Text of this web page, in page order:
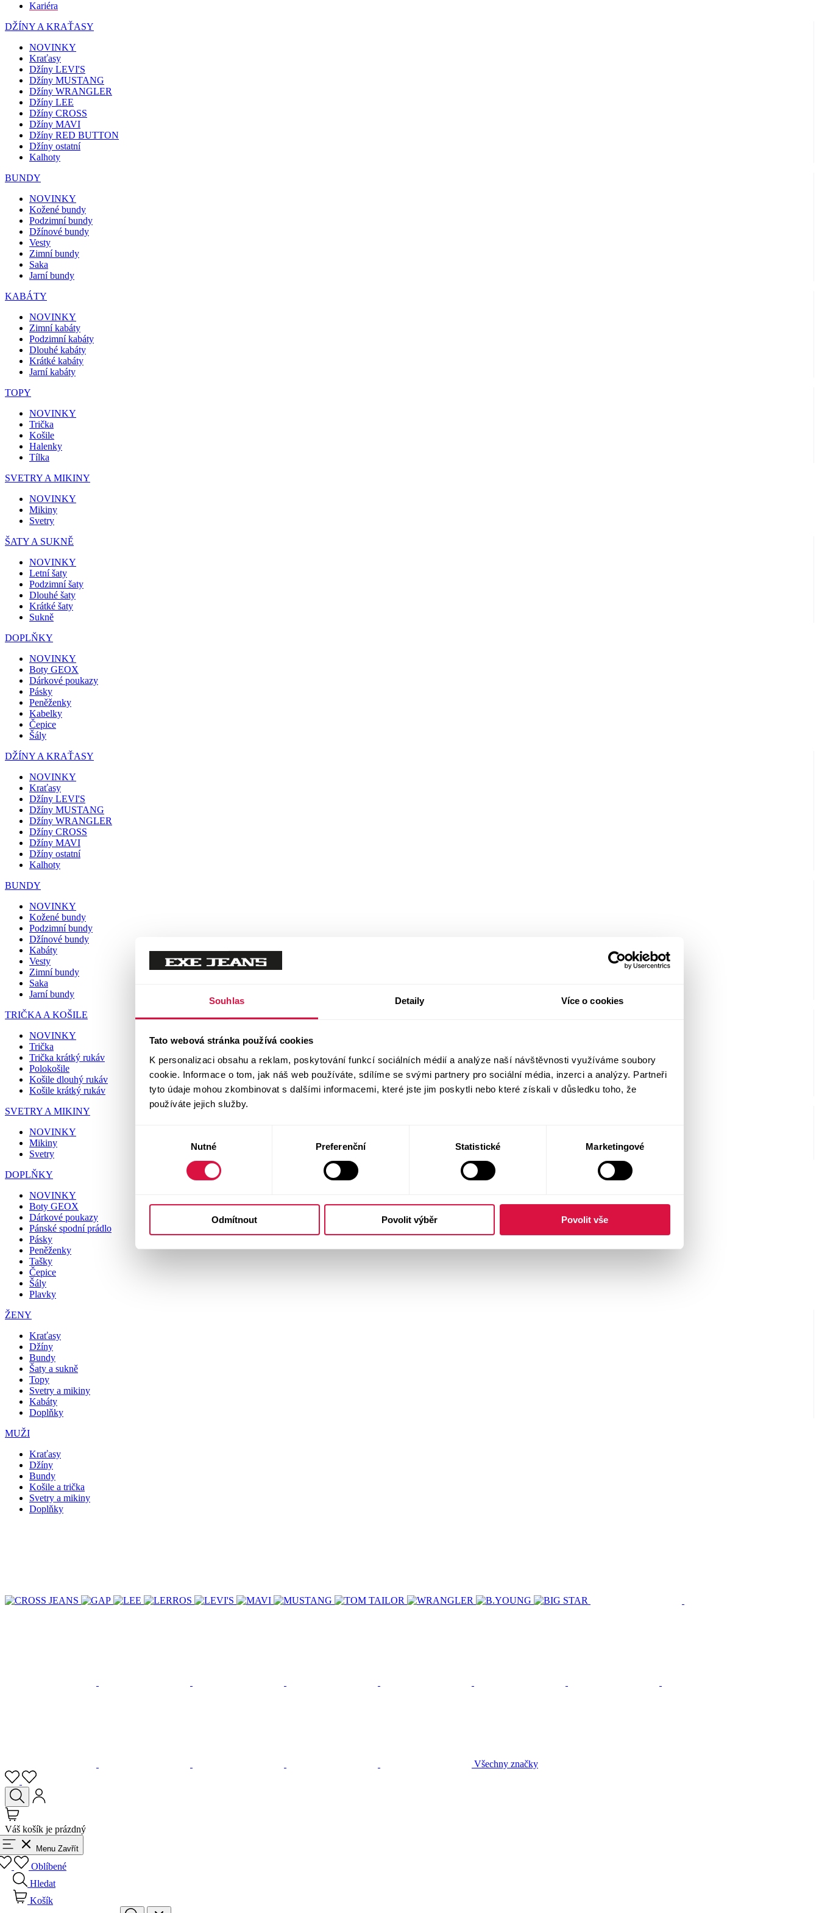
Souhlas Detaily Více o cookies
Tato webová stránka používá cookies
K personalizaci obsahu a reklam, poskytování funkcí sociálních médií a analýze naší návštěvnosti využíváme soubory
cookie. Informace o tom, jak náš web používáte, sdílíme se svými partnery pro sociální média, inzerci a analýzy. Partneři
tyto údaje mohou zkombinovat s dalšími informacemi, které jste jim poskytli nebo které získali v důsledku toho, že
používáte jejich služby.
Nutné Preferenční Statistické Marketingové
Odmítnout Povolit výběr Povolit vše
Kariéra
DŽÍNY A KRAŤASY
NOVINKY
Kraťasy
Džíny LEVI'S
Džíny MUSTANG
Džíny WRANGLER
Džíny LEE
Džíny CROSS
Džíny MAVI
Džíny RED BUTTON
Džíny ostatní
Kalhoty
BUNDY
NOVINKY
Kožené bundy
Podzimní bundy
Džínové bundy
Vesty
Zimní bundy
Saka
Jarní bundy
KABÁTY
NOVINKY
Zimní kabáty
Podzimní kabáty
Dlouhé kabáty
Krátké kabáty
Jarní kabáty
TOPY
NOVINKY
Trička
Košile
Halenky
Tílka
SVETRY A MIKINY
NOVINKY
Mikiny
Svetry
ŠATY A SUKNĚ
NOVINKY
Letní šaty
Podzimní šaty
Dlouhé šaty
Krátké šaty
Sukně
DOPLŇKY
NOVINKY
Boty GEOX
Dárkové poukazy
Pásky
Peněženky
Kabelky
Čepice
Šály
DŽÍNY A KRAŤASY
NOVINKY
Kraťasy
Džíny LEVI'S
Džíny MUSTANG
Džíny WRANGLER
Džíny CROSS
Džíny MAVI
Džíny ostatní
Kalhoty
BUNDY
NOVINKY
Kožené bundy
Podzimní bundy
Džínové bundy
Kabáty
Vesty
Zimní bundy
Saka
Jarní bundy
TRIČKA A KOŠILE
NOVINKY
Trička
Trička krátký rukáv
Polokošile
Košile dlouhý rukáv
Košile krátký rukáv
SVETRY A MIKINY
NOVINKY
Mikiny
Svetry
DOPLŇKY
NOVINKY
Boty GEOX
Dárkové poukazy
Pánské spodní prádlo
Pásky
Peněženky
Tašky
Čepice
Šály
Plavky
ŽENY
Kraťasy
Džíny
Bundy
Šaty a sukně
Topy
Svetry a mikiny
Kabáty
Doplňky
MUŽI
Kraťasy
Džíny
Bundy
Košile a trička
Svetry a mikiny
Doplňky
Všechny značky
Váš košík je prázdný
Menu Zavřít
Oblíbené
Hledat
Košík